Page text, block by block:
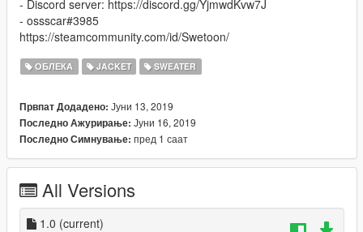
- Discord server: https://discord.gg/YjmwdKvw7J
- ossscar#3985
https://steamcommunity.com/id/Swetoon/
ОБЛЕКА JACKET SWEATER
Првпат Додадено: Јуни 13, 2019
Последно Ажурирање: Јуни 16, 2019
Последно Симнување: пред 1 саат
All Versions
1.0 (current)